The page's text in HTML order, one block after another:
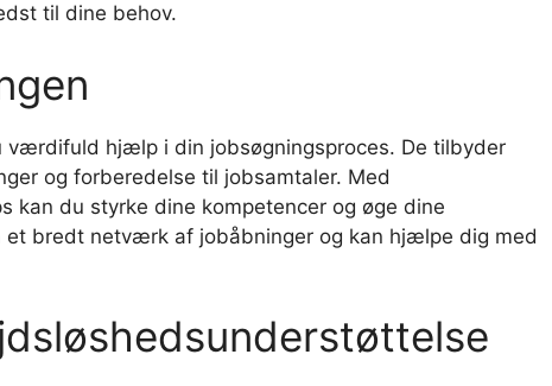
til dine behov.
værdifuld hjælp i din jobsøgningsproces. De tilbyder
og forberedelse til jobsamtaler. Med
kan du styrke dine kompetencer og øge dine
et bredt netværk af jobåbninger og kan hjælpe dig med